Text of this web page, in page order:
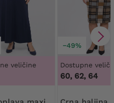
veličine
−49%
Dostupne
60, 62, 64